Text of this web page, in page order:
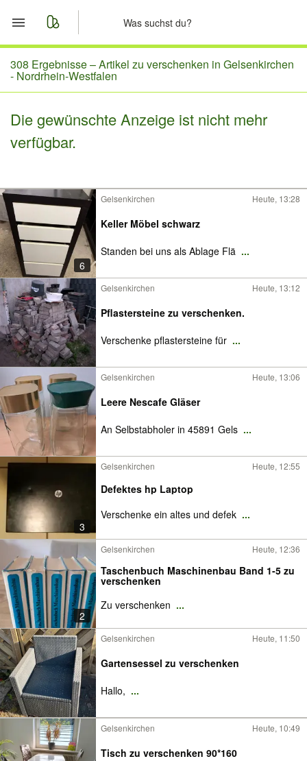
Start
Merkliste
Nachrichten
308 Ergebnisse –Artikel zu verschenken in Gelsenkirchen
- Nordrhein-Westfalen
Die gewünschte Anzeige ist nicht mehr
verfügbar.
6
Gelsenkirchen Heute, 13:28
Keller Möbel schwarz
Standen bei uns als Ablage Flä ...
Gelsenkirchen Heute, 13:12
Pflastersteine zu verschenken.
Verschenke pflastersteine für ...
Gelsenkirchen Heute, 13:06
Leere Nescafe Gläser
An Selbstabholer in 45891 Gels ...
3
Gelsenkirchen Heute, 12:55
Defektes hp Laptop
Verschenke ein altes und defek ...
2
Gelsenkirchen Heute, 12:36
Taschenbuch Maschinenbau Band 1-5 zu
verschenken
Zu verschenken ...
Gelsenkirchen Heute, 11:50
Gartensessel zu verschenken
Hallo, ...
Gelsenkirchen Heute, 10:49
Tisch zu verschenken 90*160